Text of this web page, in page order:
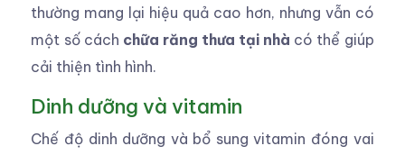
thường mang lại hiệu quả cao hơn, nhưng vẫn có
một số cách chữa răng thưa tại nhà có thể giúp
cải thiện tình hình.
Dinh dưỡng và vitamin
Chế độ dinh dưỡng và bổ sung vitamin đóng vai